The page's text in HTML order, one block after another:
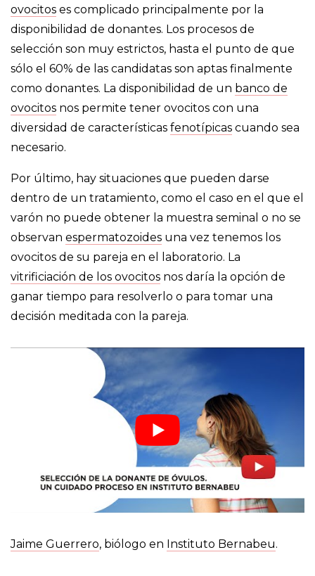
ovocitos es complicado principalmente por la
disponibilidad de donantes. Los procesos de
selección son muy estrictos, hasta el punto de que
sólo el 60% de las candidatas son aptas finalmente
como donantes. La disponibilidad de un banco de
ovocitos nos permite tener ovocitos con una
diversidad de características fenotípicas cuando sea
necesario.
Por último, hay situaciones que pueden darse
dentro de un tratamiento, como el caso en el que el
varón no puede obtener la muestra seminal o no se
observan espermatozoides una vez tenemos los
ovocitos de su pareja en el laboratorio. La
vitrificiación de los ovocitos nos daría la opción de
ganar tiempo para resolverlo o para tomar una
decisión meditada con la pareja.
Jaime Guerrero, biólogo en Instituto Bernabeu.